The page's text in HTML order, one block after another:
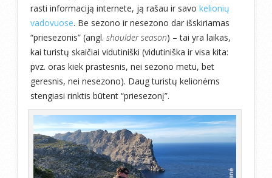
rasti informaciją internete, ją rašau ir savo kelionių
vadovuose. Be sezono ir nesezono dar išskiriamas
“priesezonis” (angl. shoulder season) – tai yra laikas,
kai turistų skaičiai vidutiniški (vidutiniška ir visa kita:
pvz. oras kiek prastesnis, nei sezono metu, bet
geresnis, nei nesezono). Daug turistų kelionėms
stengiasi rinktis būtent “priesezonį”.